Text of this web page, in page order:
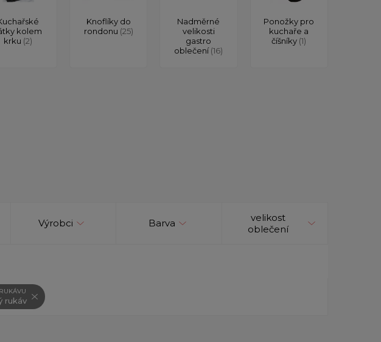
kolem
krku (2)
Knoflíky do
rondonu (25)
Nadměrné
velikosti
gastro
oblečení(16)
Ponožky pro
kuchaře a
číšníky (1)
Výrobci Barva
velikost
oblečení
rukáv